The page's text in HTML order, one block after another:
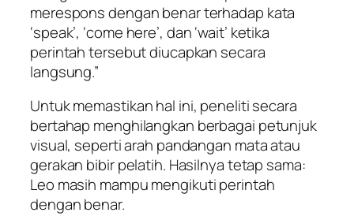
merespons dengan benar terhadap kata
‘speak’, ‘come here’, dan ‘wait’ ketika
perintah tersebut diucapkan secara
langsung.”
Untuk memastikan hal ini, peneliti secara
bertahap menghilangkan berbagai petunjuk
visual, seperti arah pandangan mata atau
gerakan bibir pelatih. Hasilnya tetap sama:
Leo masih mampu mengikuti perintah
dengan benar.